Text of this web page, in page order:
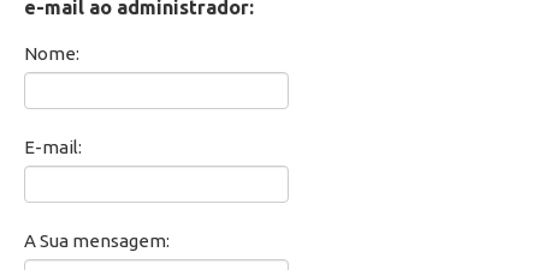
Secretaria de Administração Escolar - SAE
Financeiro
Wifi
e-mail ao administrador:
Nome:
E-mail:
A Sua mensagem: